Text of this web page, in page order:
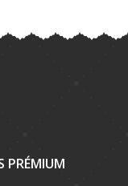
PRÉMIUM